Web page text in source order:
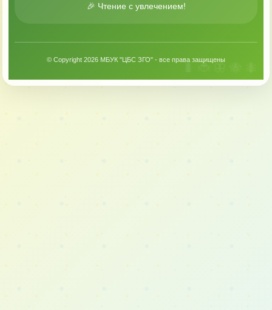
🎉 Чтение с увлечением!
© Copyright 2026 МБУК "ЦБС ЗГО" - все права защищены